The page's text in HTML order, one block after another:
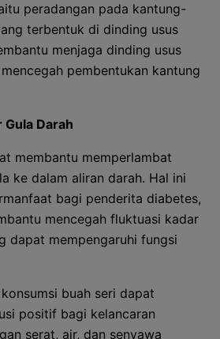
peradangan pada kantung-
terbentuk di dinding usus
menjaga dinding usus
pembentukan kantung
Gula Darah
membantu memperlambat
ke dalam aliran darah. Hal ini
bagi penderita diabetes,
mencegah fluktuasi kadar
dapat mempengaruhi fungsi
buah seri dapat
positif bagi kelancaran
serat, air, dan senyawa